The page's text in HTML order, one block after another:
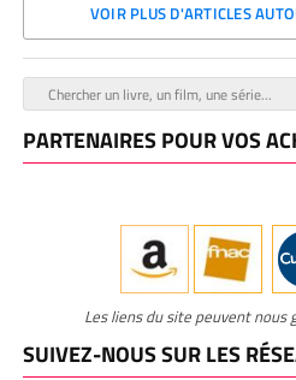
VOIR PLUS D'ARTICLES
PARTENAIRES POUR VOS
Les liens du site peuvent nous
SUIVEZ-NOUS SUR LES